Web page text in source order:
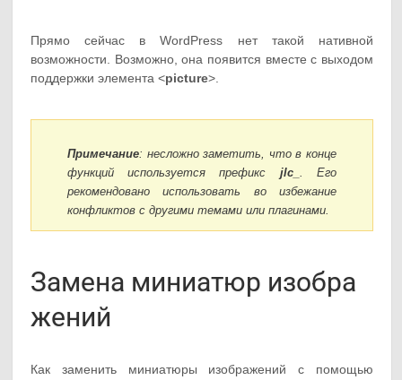
Прямо сейчас в WordPress нет такой нативной
возможности. Возможно, она появится вместе с выходом
поддержки элемента <picture>.
Примечание: несложно заметить, что в конце
функций используется префикс jlc_
. Его
рекомендовано использовать во избежание
конфликтов с другими темами или плагинами.
Замена миниатюр изобра
жений
Как заменить миниатюры изображений с помощью